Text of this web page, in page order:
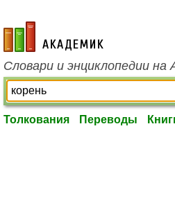
academic.ru
Словари и энциклопедии на
Толкования Переводы